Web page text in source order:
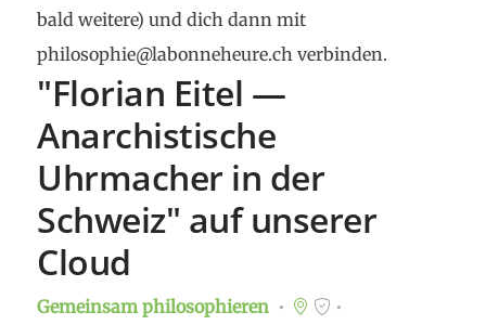
bald weitere) und dich dann mit
philosophie@labonneheure.ch verbinden.
"Florian Eitel —
Anarchistische
Uhrmacher in der
Schweiz" auf unserer
Cloud
Gemeinsam philosophieren